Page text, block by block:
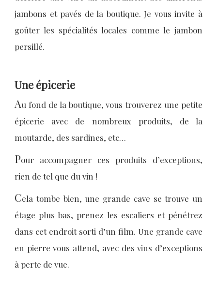
jambons et pavés de la boutique. Je vous invite à
goûter les spécialités locales comme le jambon
persillé.
Une épicerie
Au fond de la boutique, vous trouverez une petite
épicerie avec de nombreux produits, de la
moutarde, des sardines, etc…
Pour accompagner ces produits d’exceptions,
rien de tel que du vin !
Cela tombe bien, une grande cave se trouve un
étage plus bas, prenez les escaliers et pénétrez
dans cet endroit sorti d’un film. Une grande cave
en pierre vous attend, avec des vins d’exceptions
à perte de vue.